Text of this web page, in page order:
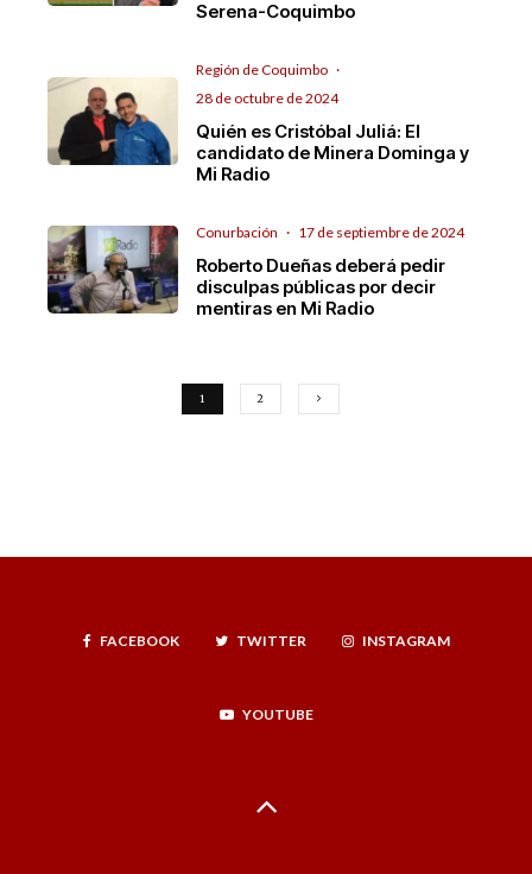
Serena-Coquimbo
Región de Coquimbo ·
28 de octubre de 2024
Quién es Cristóbal Juliá: El
candidato de Minera Dominga y
Mi Radio
Conurbación · 17 de septiembre de 2024
Roberto Dueñas deberá pedir
disculpas públicas por decir
mentiras en Mi Radio
1 2
FACEBOOK TWITTER INSTAGRAM
YOUTUBE